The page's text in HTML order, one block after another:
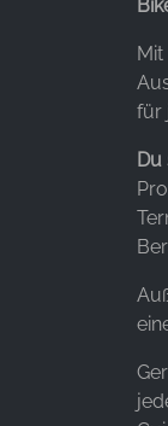
für
Du
Zweck:
Cookie
Laufzeit:
3
Diese
unsere